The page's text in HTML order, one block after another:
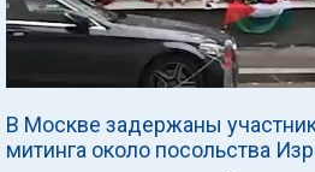
В Москве задержаны
митинга около посольства